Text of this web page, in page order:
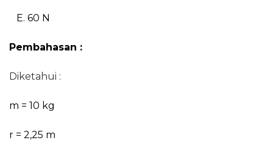
E. 60 N
Pembahasan :
Diketahui :
m = 10 kg
r = 2,25 m